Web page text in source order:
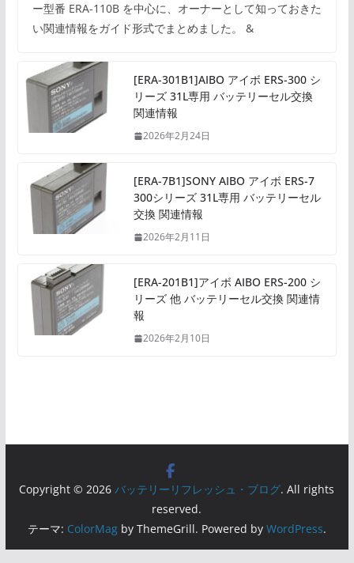
ー型番 ERA-110B を中心に、オーナーとして知っておきた
い関連情報をガイド形式でまとめました。 &
[ERA-301B1]AIBO アイボ ERS-300 シ
リーズ 31L専用 バッテリーセル交換
関連情報
2026年2月24日
[ERA-7B1]SONY AIBO アイボ ERS-7
300シリーズ 31L専用 バッテリーセル
交換 関連情報
2026年2月11日
[ERA-201B1]アイボ AIBO ERS-200 シ
リーズ 他 バッテリーセル交換 関連情
報
2026年2月10日
Copyright © 2026バッテリーリフレッシュ・ブログ. All rights
reserved.
テーマ: ColorMagby ThemeGrill. Powered by WordPress.